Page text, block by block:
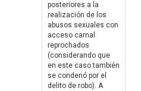
posteriores a la
realización de los
abusos sexuales con
acceso carnal
reprochados
(considerando que
en este caso también
se condenó por el
delito de robo). A